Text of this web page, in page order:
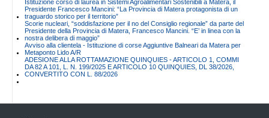
Istituzione corso di laurea in Sistemi Agroalimentari Sostenibili a Matera, il
Presidente Francesco Mancini: “La Provincia di Matera protagonista di un
traguardo storico per il territorio”
Scorie nucleari, “soddisfazione per il no del Consiglio regionale” da parte del
Presidente della Provincia di Matera, Francesco Mancini. “E’ in linea con la
nostra delibera di maggio”
Avviso alla clientela - Istituzione di corse Aggiuntive Balneari da Matera per
Metaponto Lido A/R
ADESIONE ALLA ROTTAMAZIONE QUINQUIES - ARTICOLO 1, COMMI
DA 82 A 101, L. N. 199/2025 E ARTICOLO 10 QUINQUIES, DL 38/2026,
CONVERTITO CON L. 88/2026